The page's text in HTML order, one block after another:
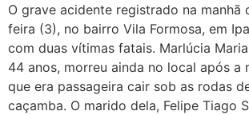
O grave acidente registrado na manhã
feira (3), no bairro Vila Formosa, em
com duas vítimas fatais. Marlúcia
44 anos, morreu ainda no local após a
que era passageira cair sob as rodas
caçamba. O marido dela, Felipe Tiago